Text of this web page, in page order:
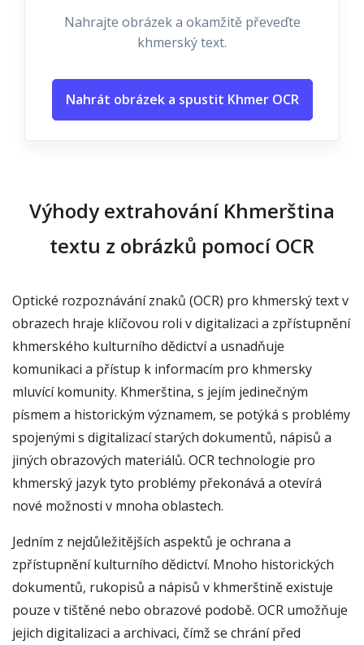
Nahrajte obrázek a okamžitě převeďte
khmerský text.
Nahrát obrázek a spustit Khmer OCR
Výhody extrahování Khmerština
textu z obrázků pomocí OCR
Optické rozpoznávání znaků (OCR) pro khmerský text v
obrazech hraje klíčovou roli v digitalizaci a zpřístupnění
khmerského kulturního dědictví a usnadňuje
komunikaci a přístup k informacím pro khmersky
mluvící komunity. Khmerština, s jejím jedinečným
písmem a historickým významem, se potýká s problémy
spojenými s digitalizací starých dokumentů, nápisů a
jiných obrazových materiálů. OCR technologie pro
khmerský jazyk tyto problémy překonává a otevírá
nové možnosti v mnoha oblastech.
Jedním z nejdůležitějších aspektů je ochrana a
zpřístupnění kulturního dědictví. Mnoho historických
dokumentů, rukopisů a nápisů v khmerštině existuje
pouze v tištěné nebo obrazové podobě. OCR umožňuje
jejich digitalizaci a archivaci, čímž se chrání před